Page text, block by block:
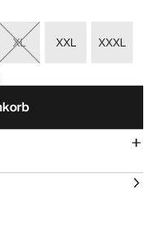
XL XXL
XXXL